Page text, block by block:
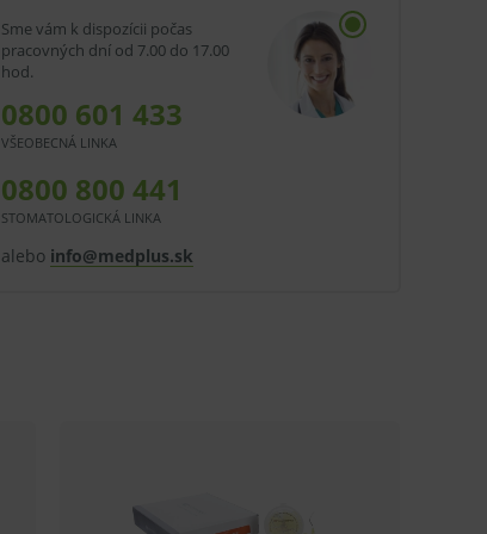
Sme vám k dispozícii počas
pracovných dní od 7.00 do 17.00
hod.
0800 601 433
VŠEOBECNÁ LINKA
0800 800 441
STOMATOLOGICKÁ LINKA
alebo info@medplus.sk